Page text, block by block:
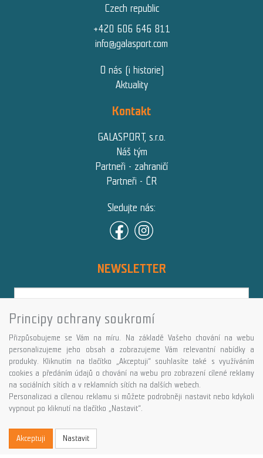
Czech republic
+420 606 646 811
info@galasport.com
O nás (i historie)
Aktuality
Kontakt
GALASPORT, s.r.o.
Náš tým
Partneři - zahraničí
Partneři - ČR
Sledujte nás:
NEWSLETTER
Přihlásit
Více informací o této službě
Copyright © GALASPORT, s.r.o. 2026,
powered by ABRA E-shop
Principy ochrany soukromí
Přizpůsobujeme se Vám na míru. Na základě Vašeho chování na webu
personalizujeme jeho obsah a zobrazujeme Vám relevantní nabídky a
produkty. Kliknutím na tlačítko „Akceptuji“ souhlasíte také s využíváním
cookies a předáním údajů o chování na webu pro zobrazení cílené reklamy
na sociálních sítích a v reklamních sítích na dalších webech.
Personalizaci a cílenou reklamu si můžete podrobněji nastavit nebo kdykoli
vypnout po kliknutí na tlačítko „Nastavit“.
Akceptuji Nastavit